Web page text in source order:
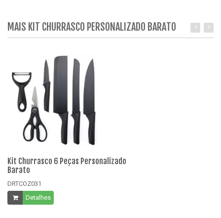
MAIS KIT CHURRASCO PERSONALIZADO BARATO
Kit Churrasco 6 Peças Personalizado
Barato
DRTCOZ031
Detalhes